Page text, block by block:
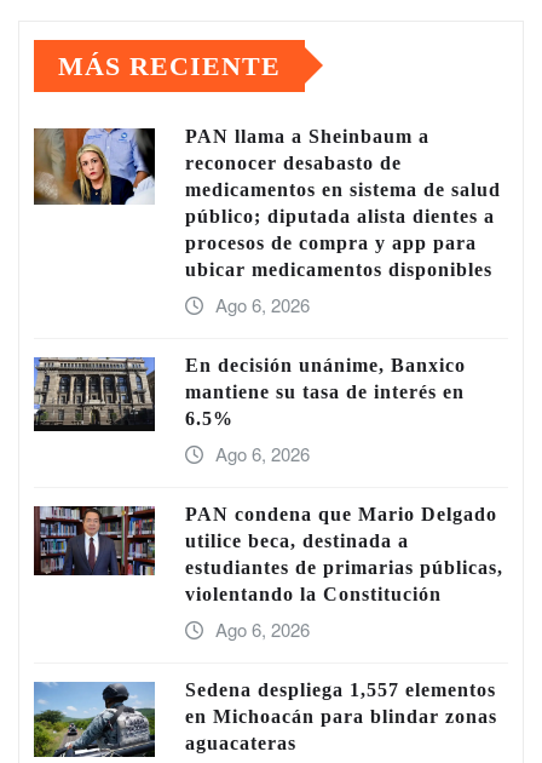
MÁS RECIENTE
PAN llama a Sheinbaum a
reconocer desabasto de
medicamentos en sistema de salud
público; diputada alista dientes a
procesos de compra y app para
ubicar medicamentos disponibles
Ago 6, 2026
En decisión unánime, Banxico
mantiene su tasa de interés en
6.5%
Ago 6, 2026
PAN condena que Mario Delgado
utilice beca, destinada a
estudiantes de primarias públicas,
violentando la Constitución
Ago 6, 2026
Sedena despliega 1,557 elementos
en Michoacán para blindar zonas
aguacateras